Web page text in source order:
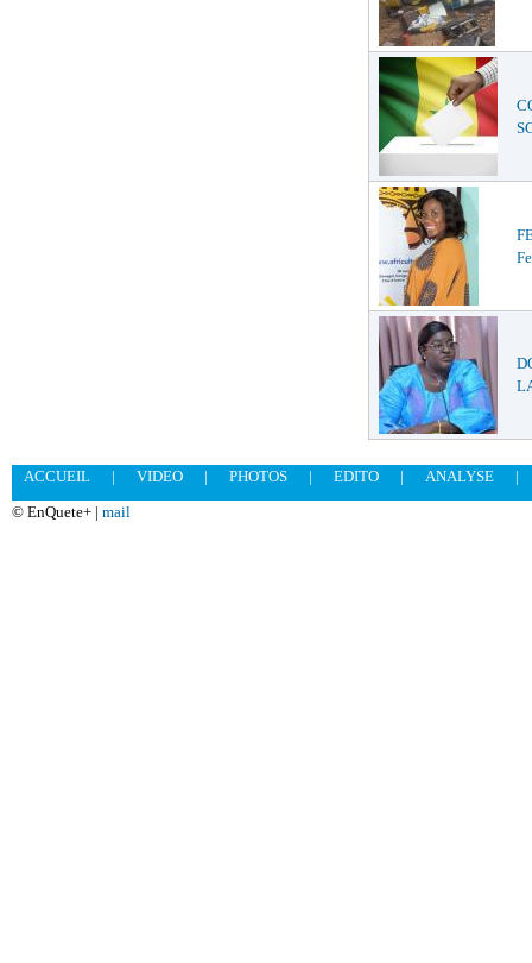
ACCUEIL | VIDEO | PHOTOS | EDITO | ANALYSE
|
© EnQuete+ | mail